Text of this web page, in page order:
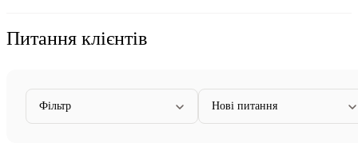
Питання клієнтів
Фільтр Нові питання